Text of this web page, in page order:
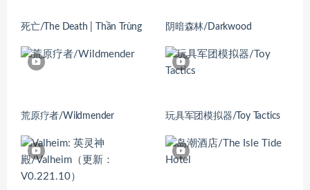
死亡/The Death | Thần Trùng 阴暗森林/Darkwood
荒原疗者/Wildmender 玩具军团模拟器/Toy Tactics